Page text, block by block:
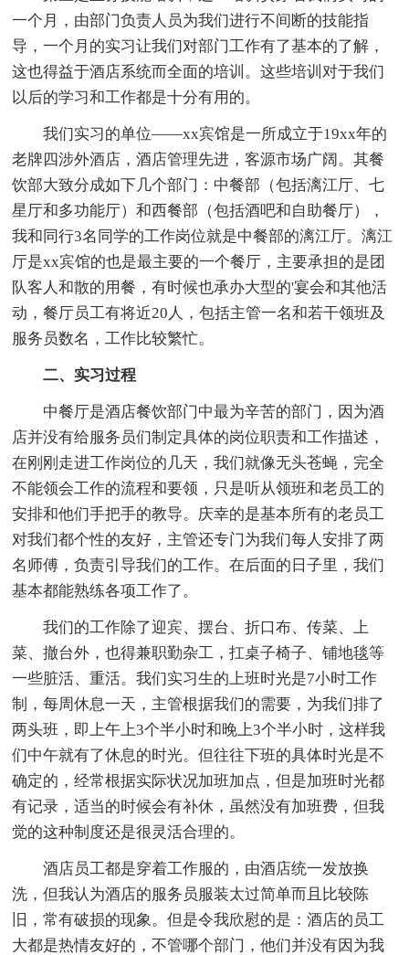
一个月，由部门负责人员为我们进行不间断的技能指
导，一个月的实习让我们对部门工作有了基本的了解，
这也得益于酒店系统而全面的培训。这些培训对于我们
以后的学习和工作都是十分有用的。
我们实习的单位——xx宾馆是一所成立于19xx年的
老牌四涉外酒店，酒店管理先进，客源市场广阔。其餐
饮部大致分成如下几个部门：中餐部（包括漓江厅、七
星厅和多功能厅）和西餐部（包括酒吧和自助餐厅），
我和同行3名同学的工作岗位就是中餐部的漓江厅。漓江
厅是xx宾馆的也是最主要的一个餐厅，主要承担的是团
队客人和散的用餐，有时候也承办大型的'宴会和其他活
动，餐厅员工有将近20人，包括主管一名和若干领班及
服务员数名，工作比较繁忙。
二、实习过程
中餐厅是酒店餐饮部门中最为辛苦的部门，因为酒
店并没有给服务员们制定具体的岗位职责和工作描述，
在刚刚走进工作岗位的几天，我们就像无头苍蝇，完全
不能领会工作的流程和要领，只是听从领班和老员工的
安排和他们手把手的教导。庆幸的是基本所有的老员工
对我们都个性的友好，主管还专门为我们每人安排了两
名师傅，负责引导我们的工作。在后面的日子里，我们
基本都能熟练各项工作了。
我们的工作除了迎宾、摆台、折口布、传菜、上
菜、撤台外，也得兼职勤杂工，扛桌子椅子、铺地毯等
一些脏活、重活。我们实习生的上班时光是7小时工作
制，每周休息一天，主管根据我们的需要，为我们排了
两头班，即上午上3个半小时和晚上3个半小时，这样我
们中午就有了休息的时光。但往往下班的具体时光是不
确定的，经常根据实际状况加班加点，但是加班时光都
有记录，适当的时候会有补休，虽然没有加班费，但我
觉的这种制度还是很灵活合理的。
酒店员工都是穿着工作服的，由酒店统一发放换
洗，但我认为酒店的服务员服装太过简单而且比较陈
旧，常有破损的现象。但是令我欣慰的是：酒店的员工
大都是热情友好的，不管哪个部门，他们并没有因为我